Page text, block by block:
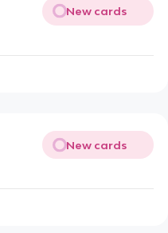
New cards
New cards